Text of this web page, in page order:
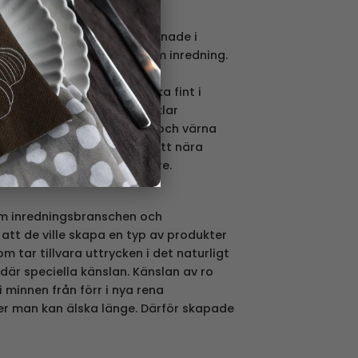
kärleksfullt designade i
svenskt varumärke inom inredning.
våra egna designers.
– som alla passar lika fint i
på landet. Många artiklar
att stödja svensk industri och värna
strävar alltid efter att ha ett nära
och återförsäljare.
inredningsbranschen och
de ville skapa en typ av produkter
tar tillvara uttrycken i det naturligt
speciella känslan. Känslan av ro
från förr i nya rena
man kan älska länge. Därför skapade